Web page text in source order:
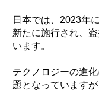
日本では、2023年
新たに施行され、
います。
テクノロジーの進
題となっています